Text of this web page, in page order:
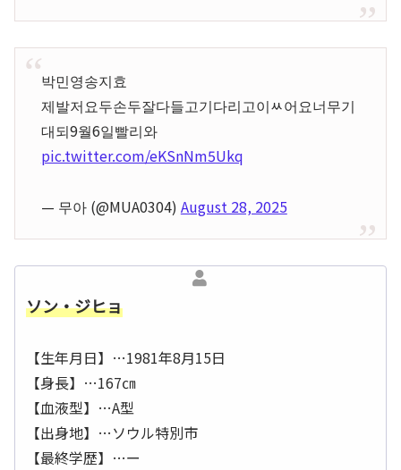
박민영송지효
제발저요두손두잘다들고기다리고이ㅆ어요너무기
대되9월6일빨리와
pic.twitter.com/eKSnNm5Ukq
— 무아 (@MUA0304) August 28, 2025
ソン・ジヒョ
【生年月日】…1981年8月15日
【身長】…167㎝
【血液型】…A型
【出身地】…ソウル特別市
【最終学歴】…ー